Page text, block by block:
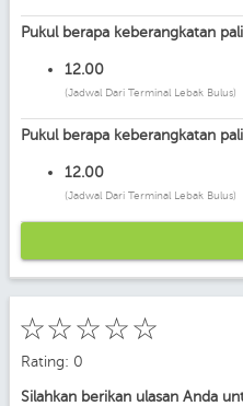
Pukul berapa keberangkatan
12.00
(Jadwal Dari Terminal Lebak Bulus)
Pukul berapa keberangkatan
12.00
(Jadwal Dari Terminal Lebak Bulus)
☆
☆
☆
☆
☆
Rating: 0
Silahkan berikan ulasan Anda